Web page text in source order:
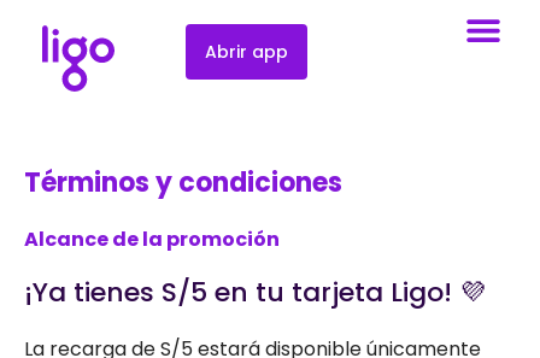
Abrir app
Términos y condiciones
Alcance de la promoción
¡Ya tienes S/5 en tu tarjeta Ligo! 💜
La recarga de S/5 estará disponible únicamente